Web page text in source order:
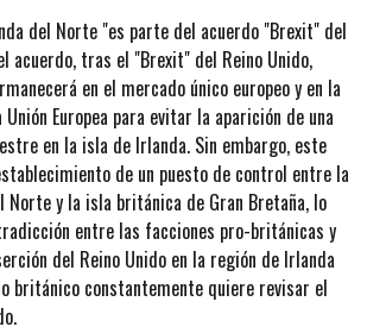
del Norte "es parte del acuerdo "Brexit" del
acuerdo, tras el "Brexit" del Reino Unido,
en el mercado único europeo y en la
Europea para evitar la aparición de una
en la isla de Irlanda. Sin embargo, este
de un puesto de control entre la
Norte y la isla británica de Gran Bretaña, lo
entre las facciones pro-británicas y
del Reino Unido en la región de Irlanda
británico constantemente quiere revisar el